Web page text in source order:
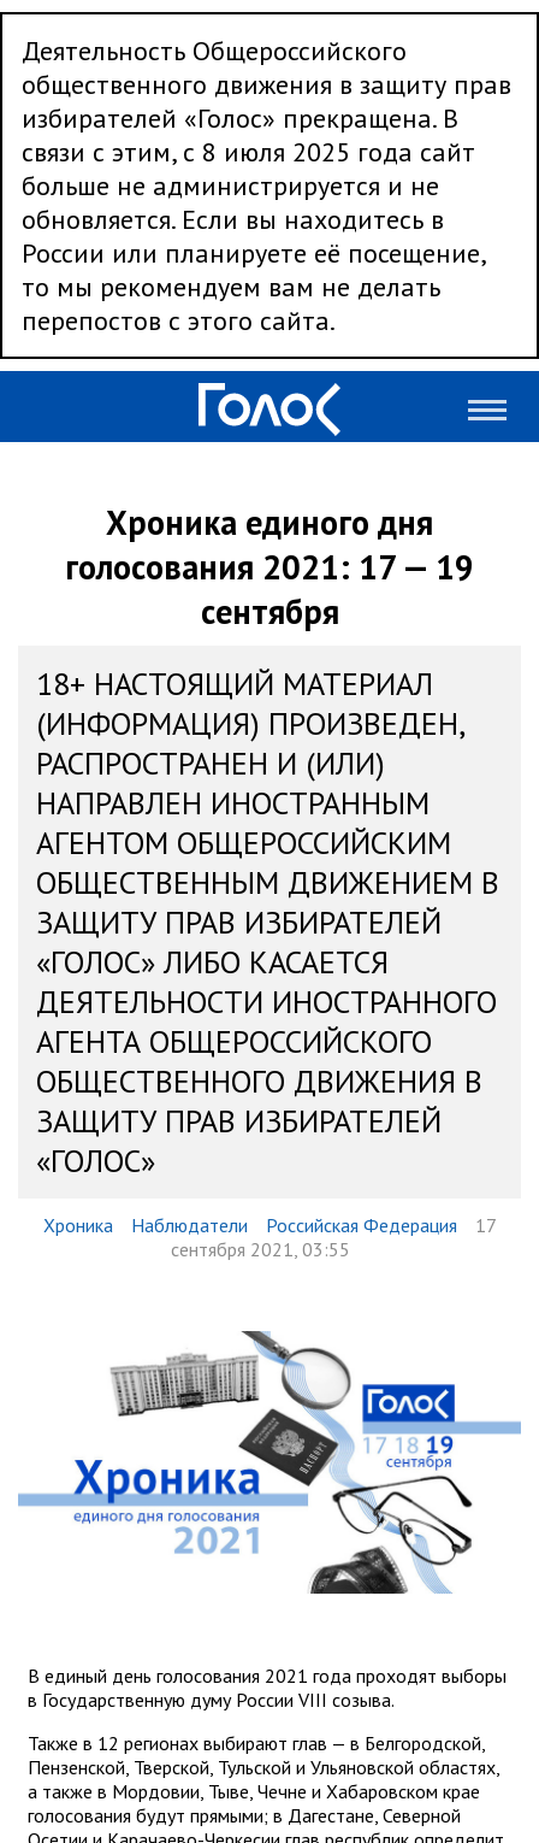
Деятельность Общероссийского
общественного движения в защиту прав
избирателей «Голос» прекращена. В
связи с этим, с 8 июля 2025 года сайт
больше не администрируется и не
обновляется. Если вы находитесь в
России или планируете её посещение,
то мы рекомендуем вам не делать
перепостов с этого сайта.
Хроника единого дня
голосования 2021: 17 — 19
сентября
18+ НАСТОЯЩИЙ МАТЕРИАЛ
(ИНФОРМАЦИЯ) ПРОИЗВЕДЕН,
РАСПРОСТРАНЕН И (ИЛИ)
НАПРАВЛЕН ИНОСТРАННЫМ
АГЕНТОМ ОБЩЕРОССИЙСКИМ
ОБЩЕСТВЕННЫМ ДВИЖЕНИЕМ В
ЗАЩИТУ ПРАВ ИЗБИРАТЕЛЕЙ
«ГОЛОС» ЛИБО КАСАЕТСЯ
ДЕЯТЕЛЬНОСТИ ИНОСТРАННОГО
АГЕНТА ОБЩЕРОССИЙСКОГО
ОБЩЕСТВЕННОГО ДВИЖЕНИЯ В
ЗАЩИТУ ПРАВ ИЗБИРАТЕЛЕЙ
«ГОЛОС»
Хроника Наблюдатели Российская Федерация
17
сентября 2021, 03:55
В единый день голосования 2021 года проходят выборы
в Государственную думу России VIII созыва.
Также в 12 регионах выбирают глав — в Белгородской,
Пензенской, Тверской, Тульской и Ульяновской областях,
а также в Мордовии, Тыве, Чечне и Хабаровском крае
голосования будут прямыми; в Дагестане, Северной